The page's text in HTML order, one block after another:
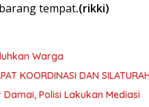
tempat.(rikki)
Warga
KOORDINASI DAN
Polisi Lakukan Mediasi